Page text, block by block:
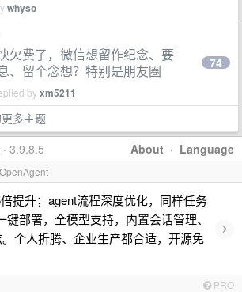
whyso
欠费了，微信想留作纪念、要
、留个念想？特别是朋友圈
byxm5211
74
多主题
About · Language
3.9.8.5
提升；agent流程深度优化，同样任务
部署，全模型支持，内置会话管理、
个人折腾、企业生产都合适，开源免
›
PRO